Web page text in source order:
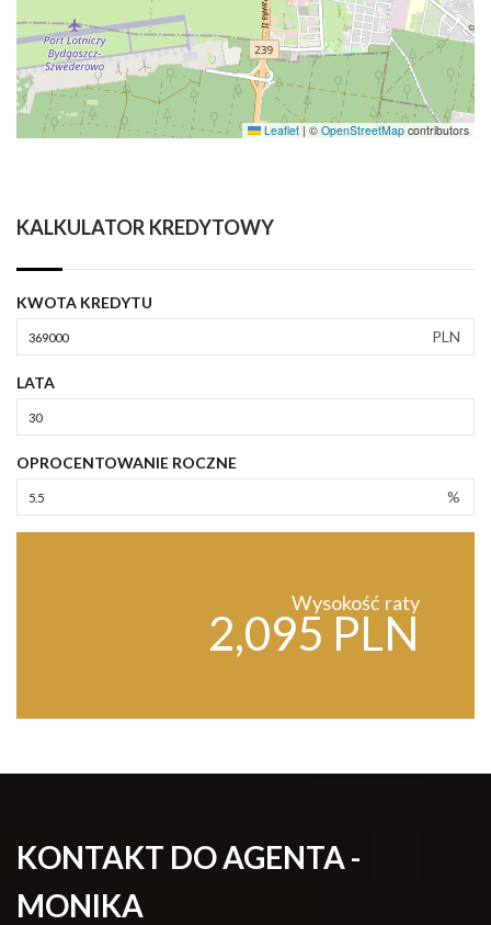
Leaflet | © OpenStreetMap contributors
KALKULATOR KREDYTOWY
KWOTA KREDYTU
PLN
LATA
OPROCENTOWANIE ROCZNE
%
Wysokość raty
2,095 PLN
KONTAKT DO AGENTA -
MONIKA